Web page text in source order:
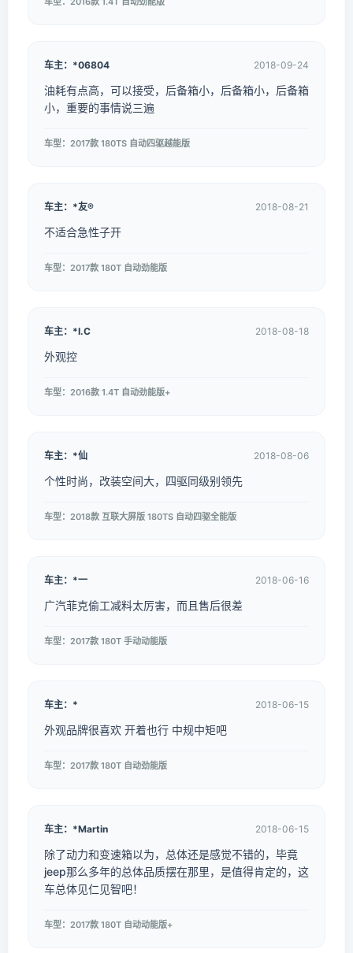
车主：*06804 2018-09-24
油耗有点高，可以接受，后备箱小，后备箱小，后备箱
小，重要的事情说三遍
车型：2017款 180TS 自动四驱越能版
车主：*友® 2018-08-21
不适合急性子开
车型：2017款 180T 自动劲能版
车主：*I.C 2018-08-18
外观控
车型：2016款 1.4T 自动劲能版+
车主：*仙 2018-08-06
个性时尚，改装空间大，四驱同级别领先
车型：2018款 互联大屏版 180TS 自动四驱全能版
车主：*一 2018-06-16
广汽菲克偷工减料太厉害，而且售后很差
车型：2017款 180T 手动动能版
车主：* 2018-06-15
外观品牌很喜欢 开着也行 中规中矩吧
车型：2017款 180T 自动劲能版
车主：*Martin 2018-06-15
除了动力和变速箱以为，总体还是感觉不错的，毕竟
jeep那么多年的总体品质摆在那里，是值得肯定的，这
车总体见仁见智吧！
车型：2017款 180T 自动动能版+